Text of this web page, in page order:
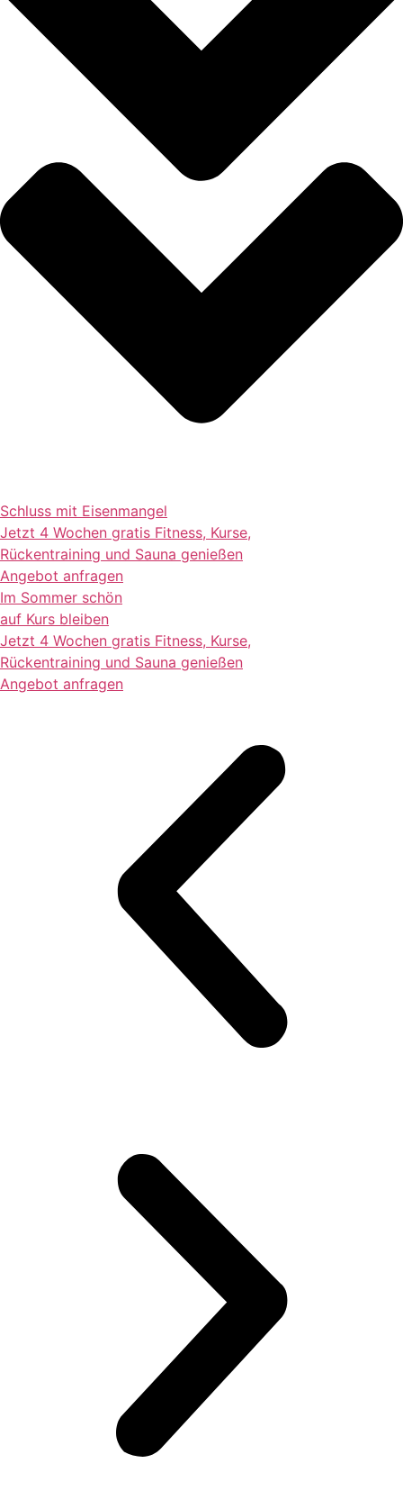
Schluss mit Eisenmangel
Jetzt 4 Wochen gratis Fitness, Kurse,
Rückentraining und Sauna genießen
Angebot anfragen
Im Sommer schön
auf Kurs bleiben
Jetzt 4 Wochen gratis Fitness, Kurse,
Rückentraining und Sauna genießen
Angebot anfragen